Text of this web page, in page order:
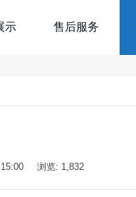
示 售后服务
浏览: 1,832